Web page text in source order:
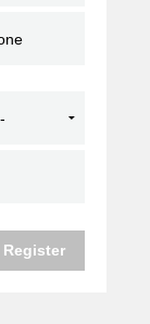
Register